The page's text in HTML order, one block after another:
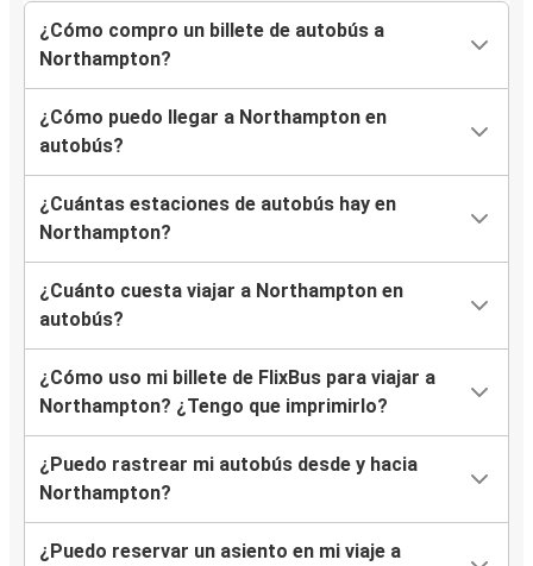
¿Cómo compro un billete de autobús a
Northampton?
¿Cómo puedo llegar a Northampton en
autobús?
¿Cuántas estaciones de autobús hay en
Northampton?
¿Cuánto cuesta viajar a Northampton en
autobús?
¿Cómo uso mi billete de FlixBus para viajar a
Northampton? ¿Tengo que imprimirlo?
¿Puedo rastrear mi autobús desde y hacia
Northampton?
¿Puedo reservar un asiento en mi viaje a